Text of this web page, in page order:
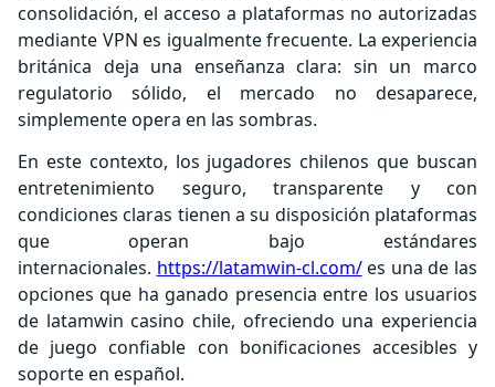
consolidación, el acceso a plataformas no autorizadas
mediante VPN es igualmente frecuente. La experiencia
británica deja una enseñanza clara: sin un marco
regulatorio sólido, el mercado no desaparece,
simplemente opera en las sombras.
En este contexto, los jugadores chilenos que buscan
entretenimiento seguro, transparente y con
condiciones claras tienen a su disposición plataformas
que operan bajo estándares
internacionales. https://latamwin-cl.com/es una de las
opciones que ha ganado presencia entre los usuarios
de latamwin casino chile, ofreciendo una experiencia
de juego confiable con bonificaciones accesibles y
soporte en español.